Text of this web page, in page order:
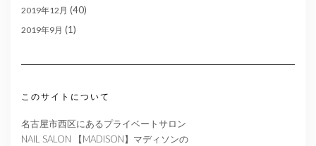
2019年12月 (40)
2019年9月 (1)
このサイトについて
名古屋市西区にあるプライベートサロン
NAIL SALON 【MADISON】マディソンの